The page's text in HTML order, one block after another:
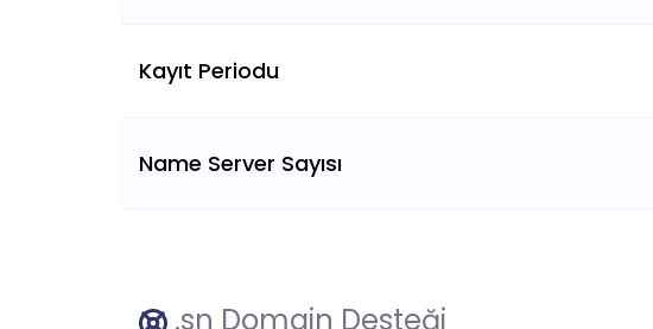
Kayıt Periodu
Name Server Sayısı
.sn Domain Desteği